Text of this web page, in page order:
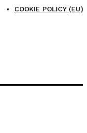
COOKIE POLICY (EU)